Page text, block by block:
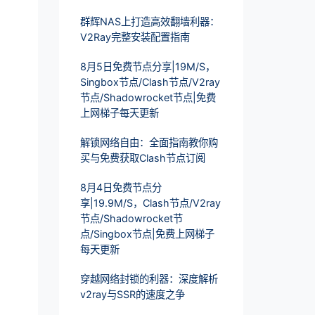
群辉NAS上打造高效翻墙利器：
V2Ray完整安装配置指南
8月5日免费节点分享|19M/S，
Singbox节点/Clash节点/V2ray
节点/Shadowrocket节点|免费
上网梯子每天更新
解锁网络自由：全面指南教你购
买与免费获取Clash节点订阅
8月4日免费节点分
享|19.9M/S，Clash节点/V2ray
节点/Shadowrocket节
点/Singbox节点|免费上网梯子
每天更新
穿越网络封锁的利器：深度解析
v2ray与SSR的速度之争